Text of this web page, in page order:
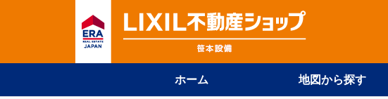
ホーム 地図から探す